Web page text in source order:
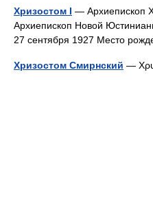
Хризостом I — Архиепископ
Архиепископ Новой
27 сентября 1927 Место
Хризостом Смирнский —